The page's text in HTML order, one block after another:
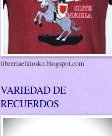
libreriaelkiosko.blogspot.com
VARIEDAD DE
RECUERDOS